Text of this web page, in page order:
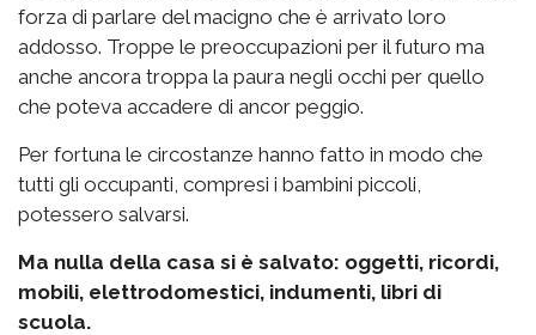
forza di parlare del macigno che è arrivato loro
addosso. Troppe le preoccupazioni per il futuro ma
anche ancora troppa la paura negli occhi per quello
che poteva accadere di ancor peggio.
Per fortuna le circostanze hanno fatto in modo che
tutti gli occupanti, compresi i bambini piccoli,
potessero salvarsi.
Ma nulla della casa si è salvato: oggetti, ricordi,
mobili, elettrodomestici, indumenti, libri di
scuola.